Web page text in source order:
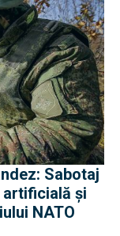
Sabotaj
și
NATO